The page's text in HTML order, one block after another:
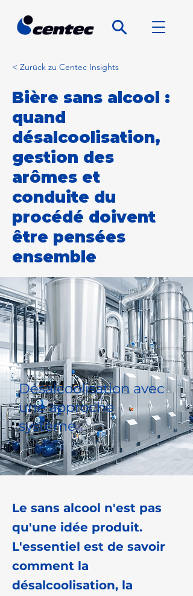
< Zurück zu Centec Insights
Bière sans alcool :
quand
désalcoolisation,
gestion des
arômes et
conduite du
procédé doivent
être pensées
ensemble
Désalcoolisation avec
une approche
système
Le sans alcool n'est pas
qu'une idée produit.
L'essentiel est de savoir
comment la
désalcoolisation, la